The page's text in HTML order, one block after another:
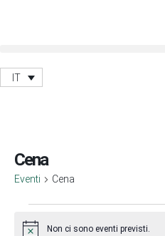
IT
Cena
Eventi Cena
Notice Non ci sono eventi previsti.